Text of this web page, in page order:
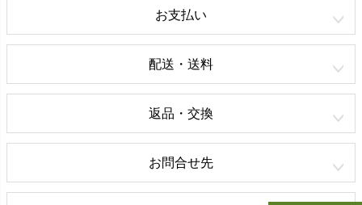
お支払い
配送・送料
返品・交換
お問合せ先